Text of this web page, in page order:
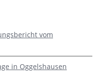
vom
in Oggelshausen